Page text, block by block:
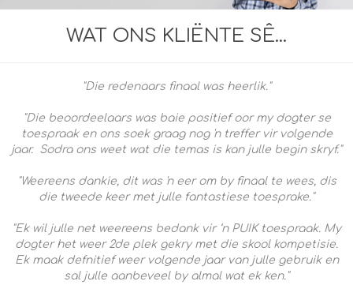
WAT ONS KLIËNTE SÊ...
"Die redenaars finaal was heerlik."
"Die beoordeelaars was baie positief oor my dogter se
toespraak en ons soek graag nog 'n treffer vir volgende
jaar. Sodra ons weet wat die temas is kan julle begin skryf."
"Weereens dankie, dit was 'n eer om by finaal te wees, dis
die tweede keer met julle fantastiese toesprake."
"Ek wil julle net weereens bedank vir ‘n PUIK toespraak. My
dogter het weer 2de plek gekry met die skool kompetisie.
Ek maak defnitief weer volgende jaar van julle gebruik en
sal julle aanbeveel by almal wat ek ken."